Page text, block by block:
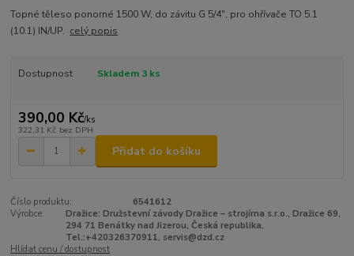
Topné těleso ponorné 1500 W, do závitu G 5/4", pro ohřívače TO 5.1
(10.1) IN/UP. celý popis
Dostupnost Skladem 3 ks
390,00 Kč/ks
322,31 Kč bez DPH
Přidat do košíku
Číslo produktu:
6541612
Výrobce:
Dražice: Družstevní závody Dražice – strojírna s.r.o., Dražice 69,
294 71 Benátky nad Jizerou, Česká republika,
Tel.:+420326370911, servis@dzd.cz
Hlídat cenu / dostupnost